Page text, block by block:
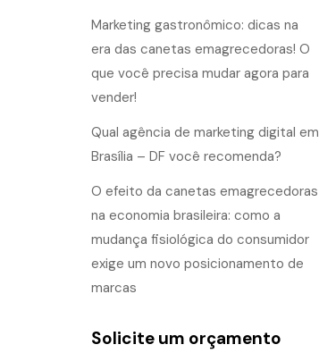
Marketing gastronômico: dicas na
era das canetas emagrecedoras! O
que você precisa mudar agora para
vender!
Qual agência de marketing digital em
Brasília – DF você recomenda?
O efeito da canetas emagrecedoras
na economia brasileira: como a
mudança fisiológica do consumidor
exige um novo posicionamento de
marcas
Solicite um orçamento